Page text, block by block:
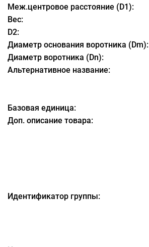
Меж.центровое расстояние (D1):
Вес:
D2:
Диаметр основания воротника (Dm):
Диаметр воротника (Dn):
Альтернативное название:
Базовая единица:
Доп. описание товара:
Идентификатор группы: